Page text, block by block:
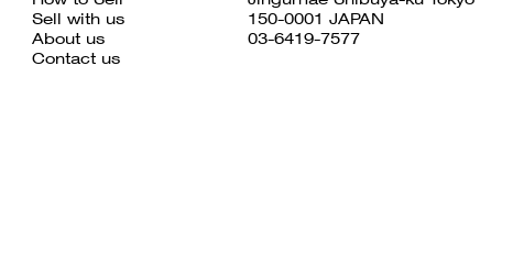
Sell with us
About us
Contact us
150-0001 JAPAN
03-6419-7577